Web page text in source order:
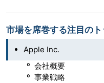
市場を席巻する注目の
Apple Inc.
º 会社概要
º 事業戦略